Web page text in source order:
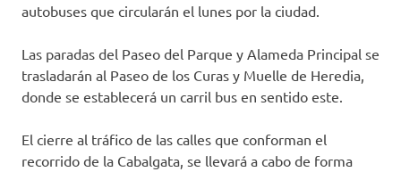
autobuses que circularán el lunes por la ciudad.
Las paradas del Paseo del Parque y Alameda Principal se
trasladarán al Paseo de los Curas y Muelle de Heredia,
donde se establecerá un carril bus en sentido este.
El cierre al tráfico de las calles que conforman el
recorrido de la Cabalgata, se llevará a cabo de forma